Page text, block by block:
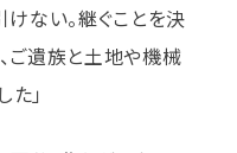
けない。継ぐことを決
ご遺族と土地や機械
」